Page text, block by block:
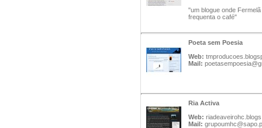
"um blogue onde
frequenta o café"
Poeta sem Poesia
Web:
Mail:
Ria Activa
Web:
Mail: